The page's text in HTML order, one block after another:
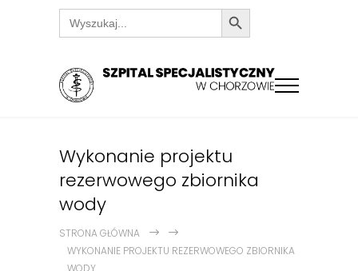
Search
for:
Search Button
Wykonanie projektu
rezerwowego zbiornika
wody
STRONA GŁÓWNA
WYKONANIE PROJEKTU REZERWOWEGO ZBIORNIKA